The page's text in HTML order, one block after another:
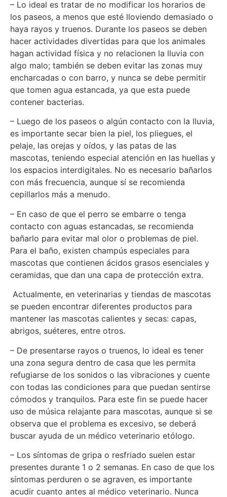
– Lo ideal es tratar de no modificar los horarios de
los paseos, a menos que esté lloviendo demasiado o
haya rayos y truenos. Durante los paseos se deben
hacer actividades divertidas para que los animales
hagan actividad física y no relacionen la lluvia con
algo malo; también se deben evitar las zonas muy
encharcadas o con barro, y nunca se debe permitir
que tomen agua estancada, ya que esta puede
contener bacterias.
– Luego de los paseos o algún contacto con la lluvia,
es importante secar bien la piel, los pliegues, el
pelaje, las orejas y oídos, y las patas de las
mascotas, teniendo especial atención en las huellas y
los espacios interdigitales. No es necesario bañarlos
con más frecuencia, aunque sí se recomienda
cepillarlos más a menudo.
– En caso de que el perro se embarre o tenga
contacto con aguas estancadas, se recomienda
bañarlo para evitar mal olor o problemas de piel.
Para el baño, existen champús especiales para
mascotas que contienen ácidos grasos esenciales y
ceramidas, que dan una capa de protección extra.
Actualmente, en veterinarias y tiendas de mascotas
se pueden encontrar diferentes productos para
mantener las mascotas calientes y secas: capas,
abrigos, suéteres, entre otros.
– De presentarse rayos o truenos, lo ideal es tener
una zona segura dentro de casa que les permita
refugiarse de los sonidos o las vibraciones y cuente
con todas las condiciones para que puedan sentirse
cómodos y tranquilos. Para este fin se puede hacer
uso de música relajante para mascotas, aunque si se
observa que el problema es excesivo, se deberá
buscar ayuda de un médico veterinario etólogo.
– Los síntomas de gripa o resfriado suelen estar
presentes durante 1 o 2 semanas. En caso de que los
síntomas perduren o se agraven, es importante
acudir cuanto antes al médico veterinario. Nunca